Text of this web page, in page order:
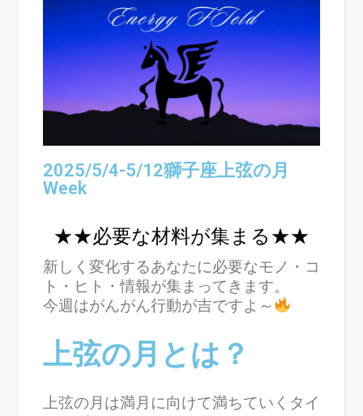
2025/5/4-5/12獅子座上弦の月
Week
★★必要な材料が集まる★★
新しく変化するあなたに必要なモノ・コ
ト・ヒト・情報が集まってきます。
今週はがんがん行動が吉ですよ～
上弦の月とは？
上弦の月は満月に向けて満ちていくタイ